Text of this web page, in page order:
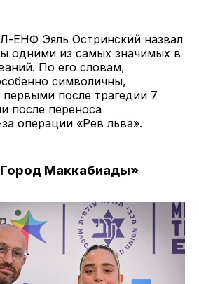
ЕНФ Эяль Остринский назвал
одними из самых значимых в
По его словам,
символичны,
первыми после трагедии 7
после переноса
операции «Рев льва».
Маккабиады»